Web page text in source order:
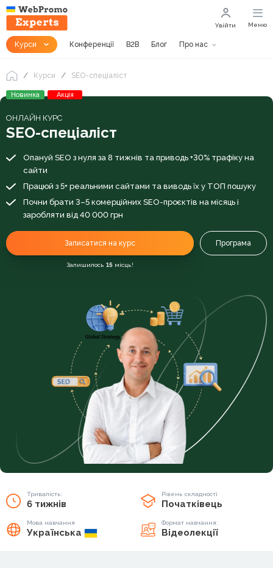
Курси Конференції B2B Блог Про нас
Увійти Меню
Курси SEO-спеціаліст
Новинка Акція
ОНЛАЙН КУРС
SEO-спеціаліст
Опануй SEO з нуля за 8 тижнів та приводь +30% трафіку на
сайти
Працюй з 5+ реальними сайтами та виводь їх у ТОП пошуку
Почни брати 3–5 комерційних SEO-проєктів на місяць і
заробляти від 40 000 грн
Записатися на курс
Залишилось 15 місць!
Програма
Тривалість:
6 тижнів
Рівень складності
Початківець
Мова навчання
Українська
Формат навчання:
Відеолекції